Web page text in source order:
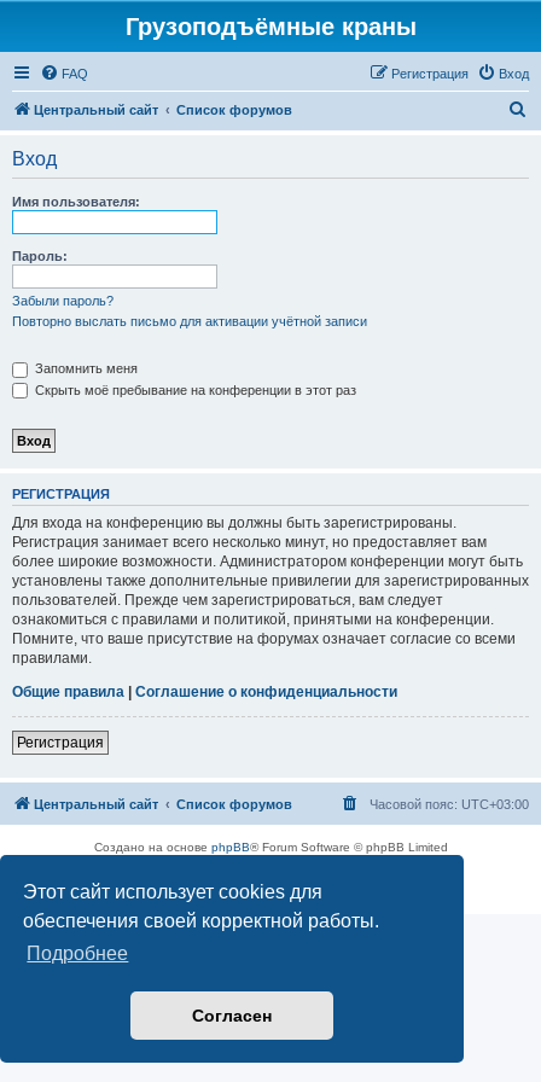
Этот сайт использует cookies для
обеспечения своей корректной работы.
Подробнее
Согласен
Грузоподъёмные краны
FAQ Вход
Регистрация
Центральный сайт Список форумов
Вход
Имя пользователя:
Пароль:
Забыли пароль?
Повторно выслать письмо для активации учётной записи
Запомнить меня
Скрыть моё пребывание на конференции в этот раз
РЕГИСТРАЦИЯ
Для входа на конференцию вы должны быть зарегистрированы.
Регистрация занимает всего несколько минут, но предоставляет вам
более широкие возможности. Администратором конференции могут быть
установлены также дополнительные привилегии для зарегистрированных
пользователей. Прежде чем зарегистрироваться, вам следует
ознакомиться с правилами и политикой, принятыми на конференции.
Помните, что ваше присутствие на форумах означает согласие со всеми
правилами.
Общие правила | Соглашение о конфиденциальности
Регистрация
Центральный сайт Список форумов Часовой пояс: UTC+03:00
Создано на основе phpBB® Forum Software © phpBB Limited
Конфиденциальность|Правила